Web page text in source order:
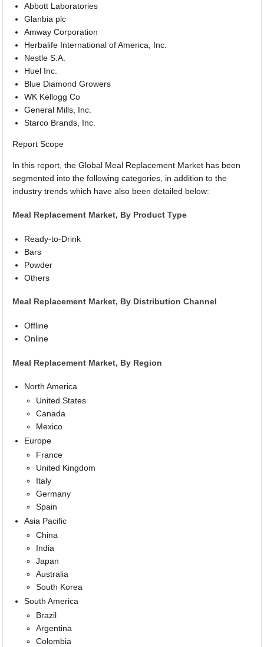
Abbott Laboratories
Glanbia plc
Amway Corporation
Herbalife International of America, Inc.
Nestle S.A.
Huel Inc.
Blue Diamond Growers
WK Kellogg Co
General Mills, Inc.
Starco Brands, Inc.
Report Scope
In this report, the Global Meal Replacement Market has been
segmented into the following categories, in addition to the
industry trends which have also been detailed below:
Meal Replacement Market, By Product Type
Ready-to-Drink
Bars
Powder
Others
Meal Replacement Market, By Distribution Channel
Offline
Online
Meal Replacement Market, By Region
North America
United States
Canada
Mexico
Europe
France
United Kingdom
Italy
Germany
Spain
Asia Pacific
China
India
Japan
Australia
South Korea
South America
Brazil
Argentina
Colombia